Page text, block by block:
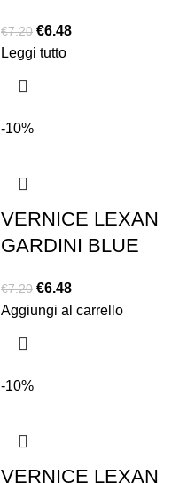
€7.20 €6.48
Leggi tutto
-10%
VERNICE LEXAN
GARDINI BLUE
€7.20 €6.48
Aggiungi al carrello
-10%
VERNICE LEXAN